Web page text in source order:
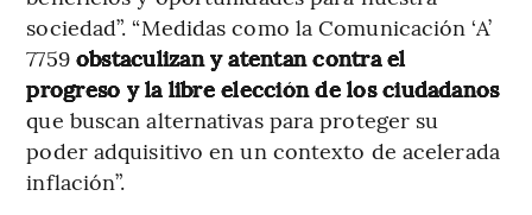
sociedad”. “Medidas como la Comunicación ‘A’
7759 obstaculizan y atentan contra el
progreso y la libre elección de los ciudadanos
que buscan alternativas para proteger su
poder adquisitivo en un contexto de acelerada
inflación”.